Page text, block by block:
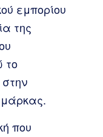
εμπορίου
της
το
που